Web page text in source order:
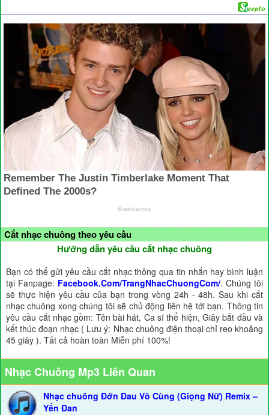
Cắt nhạc chuông theo yêu cầu
Hướng dẫn yêu cầu cắt nhạc chuông
Bạn có thể gửi yêu cầu cắt nhạc thông qua tin nhắn hay bình luận
tại Fanpage: Facebook.Com/TrangNhacChuongCom/. Chúng tôi
sẽ thực hiện yêu cầu của bạn trong vòng 24h - 48h. Sau khi cắt
nhạc chuông xong chúng tôi sẽ chủ động liên hệ tới bạn. Thông tin
yêu cầu cắt nhạc gồm: Tên bài hát, Ca sĩ thể hiện, Giây bắt đầu và
kết thúc đoạn nhạc ( Lưu ý: Nhạc chuông điện thoại chỉ reo khoảng
45 giây ). Tất cả hoàn toàn Miễn phí 100%!
Nhạc Chuông Mp3 Liên Quan
Nhạc chuông Đớn Đau Vô Cùng (Giọng Nữ) Remix –
Yến Đan